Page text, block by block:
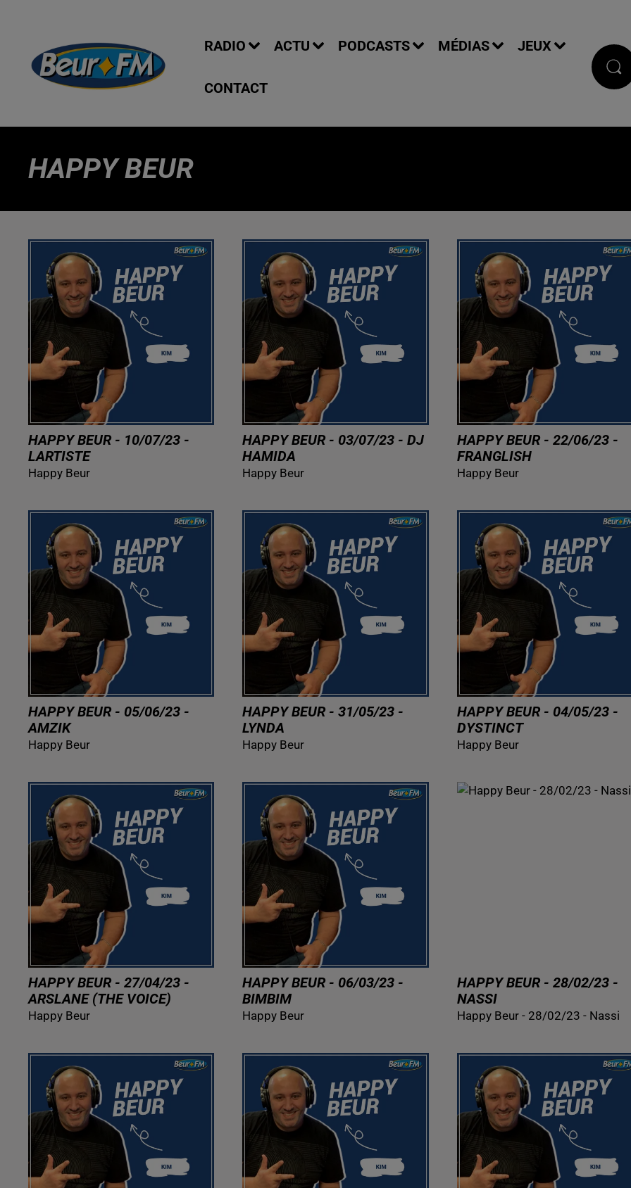
RADIO ACTU PODCASTS MÉDIAS JEUX
CONTACT
HAPPY BEUR
HAPPY BEUR - 10/07/23 -
LARTISTE
Happy Beur
HAPPY BEUR - 03/07/23 - DJ
HAMIDA
Happy Beur
HAPPY BEUR - 22/06/23 -
FRANGLISH
Happy Beur
HAPPY BEUR - 05/06/23 -
AMZIK
Happy Beur
HAPPY BEUR - 31/05/23 -
LYNDA
Happy Beur
HAPPY BEUR - 04/05/23 -
DYSTINCT
Happy Beur
HAPPY BEUR - 27/04/23 -
ARSLANE (THE VOICE)
Happy Beur
HAPPY BEUR - 06/03/23 -
BIMBIM
Happy Beur
HAPPY BEUR - 28/02/23 -
NASSI
Happy Beur - 28/02/23 - Nassi